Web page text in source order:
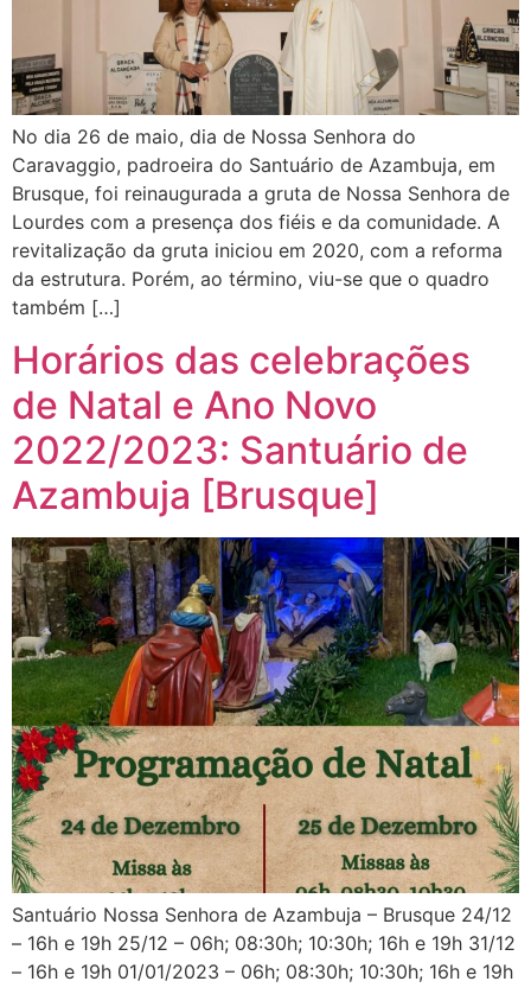
No dia 26 de maio, dia de Nossa Senhora do
Caravaggio, padroeira do Santuário de Azambuja, em
Brusque, foi reinaugurada a gruta de Nossa Senhora de
Lourdes com a presença dos fiéis e da comunidade. A
revitalização da gruta iniciou em 2020, com a reforma
da estrutura. Porém, ao término, viu-se que o quadro
também […]
Horários das celebrações
de Natal e Ano Novo
2022/2023: Santuário de
Azambuja [Brusque]
Santuário Nossa Senhora de Azambuja – Brusque 24/12
– 16h e 19h 25/12 – 06h; 08:30h; 10:30h; 16h e 19h 31/12
– 16h e 19h 01/01/2023 – 06h; 08:30h; 10:30h; 16h e 19h